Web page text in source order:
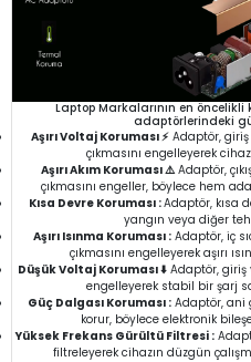
Laptop Markalarının en
adaptörlerindeki
Aşırı Voltaj Koruması ⚡ Adaptör,
çıkmasını engelleyerek
Aşırı Akım Koruması ⚠️Adaptör,
çıkmasını engeller, böylece hem
Kısa Devre Koruması :Adaptör, kısa
yangın veya diğer
Aşırı Isınma Koruması : Adaptör, iç
çıkmasını engelleyerek aşırı
Düşük Voltaj Koruması ⬇️ Adaptör, giriş
engelleyerek stabil bir şarj
Güç Dalgası Koruması : Adaptör, ani
korur, böylece elektronik
Yüksek Frekans Gürültü Filtresi :
filtreleyerek cihazın düzgün